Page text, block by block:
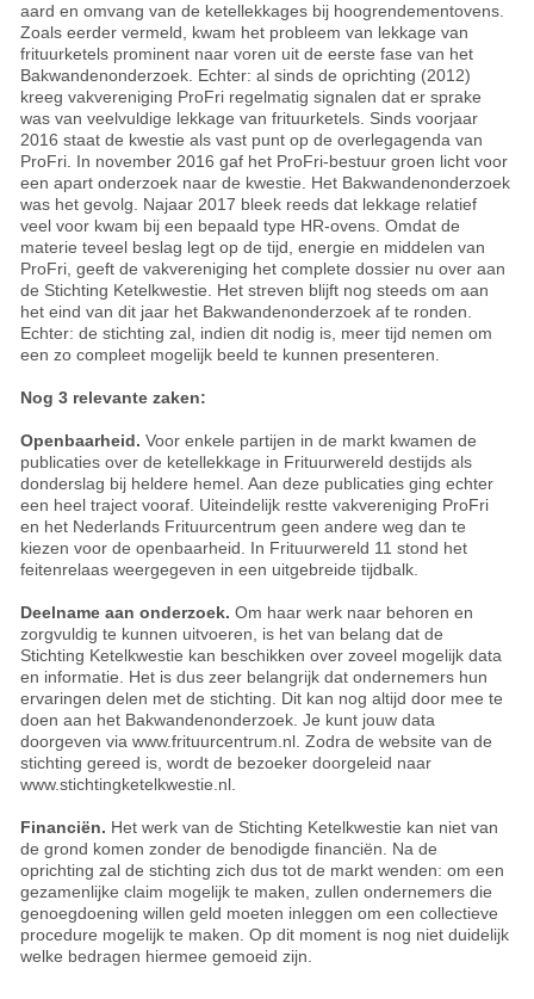
aard en omvang van de ketellekkages bij hoogrendementovens.
Zoals eerder vermeld, kwam het probleem van lekkage van
frituurketels prominent naar voren uit de eerste fase van het
Bakwandenonderzoek. Echter: al sinds de oprichting (2012)
kreeg vakvereniging ProFri regelmatig signalen dat er sprake
was van veelvuldige lekkage van frituurketels. Sinds voorjaar
2016 staat de kwestie als vast punt op de overlegagenda van
ProFri. In november 2016 gaf het ProFri-bestuur groen licht voor
een apart onderzoek naar de kwestie. Het Bakwandenonderzoek
was het gevolg. Najaar 2017 bleek reeds dat lekkage relatief
veel voor kwam bij een bepaald type HR-ovens. Omdat de
materie teveel beslag legt op de tijd, energie en middelen van
ProFri, geeft de vakvereniging het complete dossier nu over aan
de Stichting Ketelkwestie. Het streven blijft nog steeds om aan
het eind van dit jaar het Bakwandenonderzoek af te ronden.
Echter: de stichting zal, indien dit nodig is, meer tijd nemen om
een zo compleet mogelijk beeld te kunnen presenteren.
Nog 3 relevante zaken:
Openbaarheid. Voor enkele partijen in de markt kwamen de
publicaties over de ketellekkage in Frituurwereld destijds als
donderslag bij heldere hemel. Aan deze publicaties ging echter
een heel traject vooraf. Uiteindelijk restte vakvereniging ProFri
en het Nederlands Frituurcentrum geen andere weg dan te
kiezen voor de openbaarheid. In Frituurwereld 11 stond het
feitenrelaas weergegeven in een uitgebreide tijdbalk.
Deelname aan onderzoek. Om haar werk naar behoren en
zorgvuldig te kunnen uitvoeren, is het van belang dat de
Stichting Ketelkwestie kan beschikken over zoveel mogelijk data
en informatie. Het is dus zeer belangrijk dat ondernemers hun
ervaringen delen met de stichting. Dit kan nog altijd door mee te
doen aan het Bakwandenonderzoek. Je kunt jouw data
doorgeven via www.frituurcentrum.nl. Zodra de website van de
stichting gereed is, wordt de bezoeker doorgeleid naar
www.stichtingketelkwestie.nl.
Financiën. Het werk van de Stichting Ketelkwestie kan niet van
de grond komen zonder de benodigde financiën. Na de
oprichting zal de stichting zich dus tot de markt wenden: om een
gezamenlijke claim mogelijk te maken, zullen ondernemers die
genoegdoening willen geld moeten inleggen om een collectieve
procedure mogelijk te maken. Op dit moment is nog niet duidelijk
welke bedragen hiermee gemoeid zijn.